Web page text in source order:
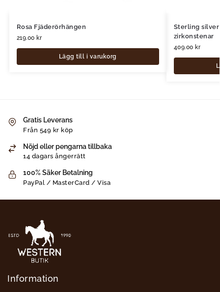
Rosa Fjäderörhängen
219.00 kr
Lägg till i varukorg
Sterling
zirkonstenar
409.00 kr
Gratis Leverans
Från 549 kr köp
Nöjd eller pengarna tillbaka
14 dagars ångerrätt
100% Säker Betalning
PayPal / MasterCard / Visa
Information